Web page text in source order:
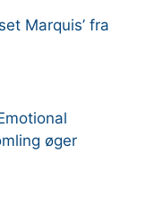
Marquis’ fra
øger